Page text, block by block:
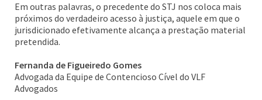
Em outras palavras, o precedente do STJ nos coloca mais
próximos do verdadeiro acesso à justiça, aquele em que o
jurisdicionado efetivamente alcança a prestação material
pretendida.
Fernanda de Figueiredo Gomes
Advogada da Equipe de Contencioso Cível do VLF
Advogados